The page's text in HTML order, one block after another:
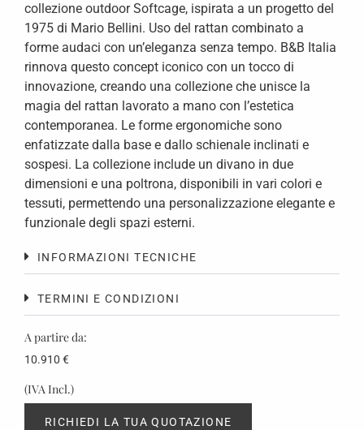
collezione outdoor Softcage, ispirata a un progetto del
1975 di Mario Bellini. Uso del rattan combinato a
forme audaci con un’eleganza senza tempo. B&B Italia
rinnova questo concept iconico con un tocco di
innovazione, creando una collezione che unisce la
magia del rattan lavorato a mano con l’estetica
contemporanea. Le forme ergonomiche sono
enfatizzate dalla base e dallo schienale inclinati e
sospesi. La collezione include un divano in due
dimensioni e una poltrona, disponibili in vari colori e
tessuti, permettendo una personalizzazione elegante e
funzionale degli spazi esterni.
INFORMAZIONI TECNICHE
TERMINI E CONDIZIONI
A partire da:
10.910 €
(IVA Incl.)
RICHIEDI LA TUA QUOTAZIONE